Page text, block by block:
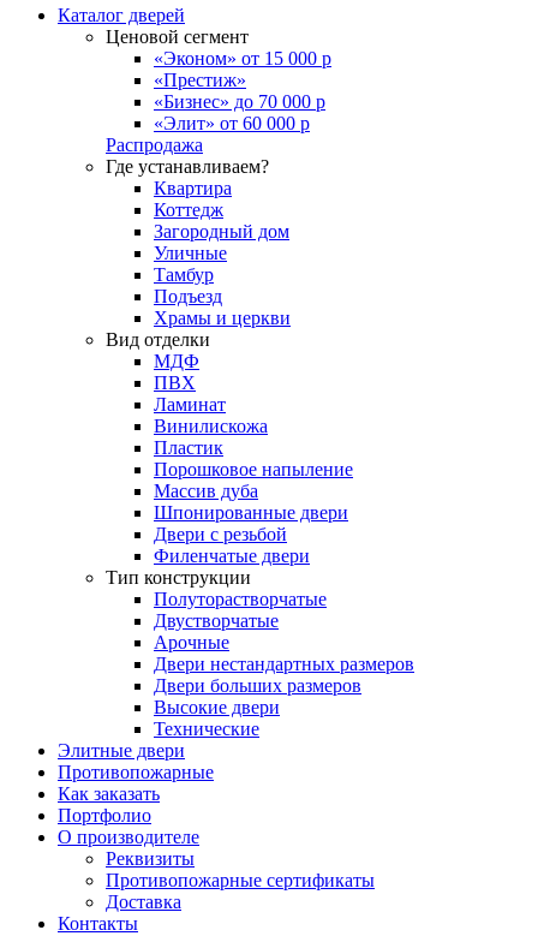
Каталог дверей
Ценовой сегмент
«Эконом» от 15 000 р
«Престиж»
«Бизнес» до 70 000 р
«Элит» от 60 000 р
Распродажа
Где устанавливаем?
Квартира
Коттедж
Загородный дом
Уличные
Тамбур
Подъезд
Храмы и церкви
Вид отделки
МДФ
ПВХ
Ламинат
Винилискожа
Пластик
Порошковое напыление
Массив дуба
Шпонированные двери
Двери с резьбой
Филенчатые двери
Тип конструкции
Полуторастворчатые
Двустворчатые
Арочные
Двери нестандартных размеров
Двери больших размеров
Высокие двери
Технические
Элитные двери
Противопожарные
Как заказать
Портфолио
О производителе
Реквизиты
Противопожарные сертификаты
Доставка
Контакты